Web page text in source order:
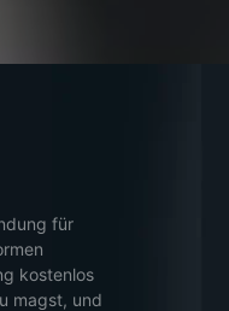
für
kostenlos
magst, und